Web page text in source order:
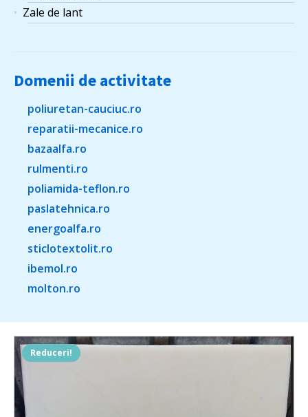
Zale de lant
Domenii de activitate
poliuretan-cauciuc.ro
reparatii-mecanice.ro
bazaalfa.ro
rulmenti.ro
poliamida-teflon.ro
paslatehnica.ro
energoalfa.ro
sticlotextolit.ro
ibemol.ro
molton.ro
Reduceri!